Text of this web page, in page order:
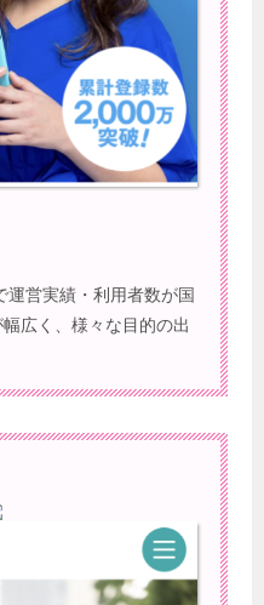
運営実績・利用者数が国
広く、様々な目的の出